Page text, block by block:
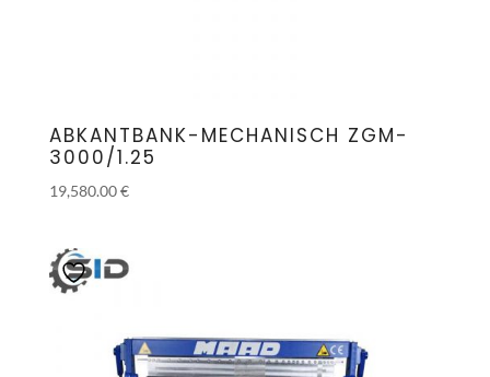
ABKANTBANK-MECHANISCH ZGM-
3000/1.25
19,580.00€